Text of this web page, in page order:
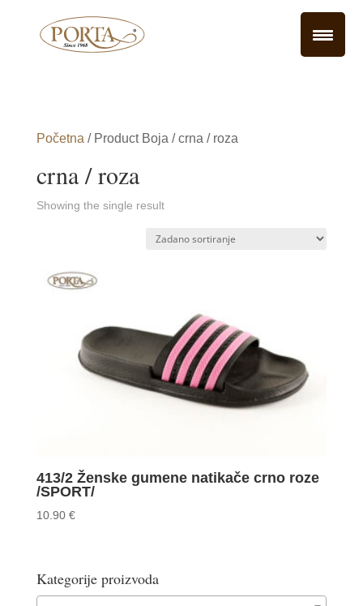
Početna / Product Boja / crna / roza
crna / roza
Showing the single result
413/2 Ženske gumene natikače crno roze
/SPORT/
10.90 €
Kategorije proizvoda